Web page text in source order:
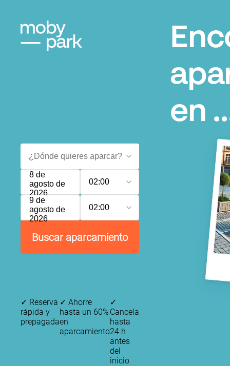
en
8 de
agosto de
2026
02:00
9 de
agosto de
2026
02:00
Buscar aparcamiento
✓ Reserva
rápida y
prepagada
✓ Ahorre
hasta un 60%
en
aparcamiento
✓
Cancela
hasta
24 h
antes
del
inicio